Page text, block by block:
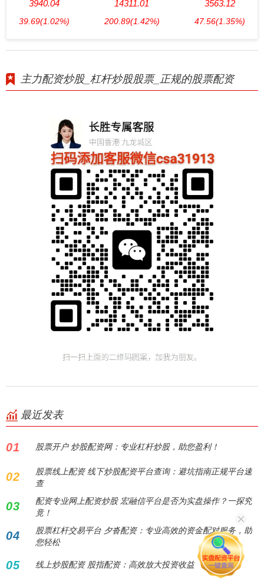
3940.04
39.69(1.02%)
14311.01
200.89(1.42%)
3563.12
47.56(1.35%)
主力配资炒股_杠杆炒股股票_正规的股票配资
最近发表
01 股票开户 炒股配资网：专业杠杆炒股，助您盈利！
02
股票线上配资 线下炒股配资平台查询：避坑指南正规平台速
查
03
配资专业网上配资炒股 宏融信平台是否为实盘操作？一探究
竟！
04
股票杠杆交易平台 夕沓配资：专业高效的资金配对服务，助
您轻松
05 线上炒股配资 股指配资：高效放大投资收益